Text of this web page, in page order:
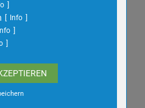
dieser Website
Einstellungen der Besucher
Speicherung von Cookies.
Info
Info